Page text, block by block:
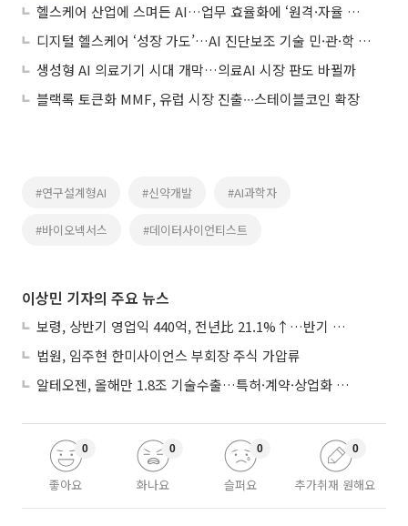
헬스케어 산업에 스며든 AI…업무 효율화에 ‘원격·자율 수술’까지
디지털 헬스케어 ‘성장 가도’…AI 진단보조 기술 민·관·학 집중
생성형 AI 의료기기 시대 개막…의료AI 시장 판도 바뀔까
블랙록 토큰화 MMF, 유럽 시장 진출∙∙∙스테이블코인 확장
#연구설계형AI #신약개발 #AI과학자
#바이오넥서스 #데이터사이언티스트
이상민 기자의 주요 뉴스
보령, 상반기 영업익 440억, 전년比 21.1%↑…반기 역대 최대
법원, 임주현 한미사이언스 부회장 주식 가압류
알테오젠, 올해만 1.8조 기술수출…특허·계약·상업화 ‘삼박자’
좋아요
0
화나요
0
슬퍼요
0
추가취재 원해요
0